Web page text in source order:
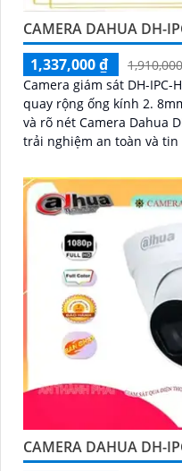
CAMERA DAHUA DH-
1,337,000 ₫
Camera giám sát DH-IPC-
quay rộng ống kính 2. 8mm với khả năng quan sát chi tiết
và rõ nét Camera Dahua
trải nghiệm an toàn và tin
các khu vực lớn để bảo
cửa hàng hoặc doanh
IPC-HDW1230T-A-S5 là
văn phòng, cửa hàng,
CAMERA DAHUA DH-